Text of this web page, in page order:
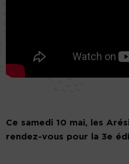
Ce samedi 10 mai, les
rendez-vous pour la 3e